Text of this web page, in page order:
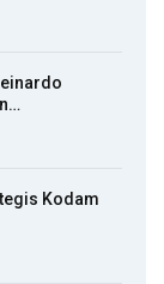
Kodam